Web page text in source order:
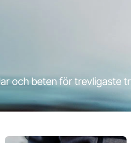
och beten för trevligaste